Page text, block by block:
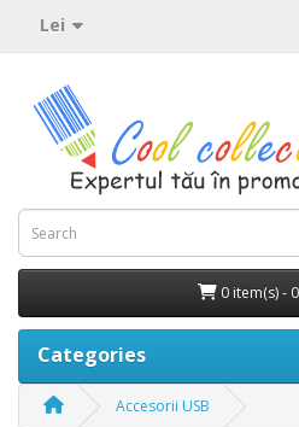
Lei
0 item(s) -
Categories
Accesorii USB